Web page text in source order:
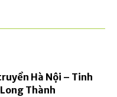
Hà Nội – Tinh
Thành